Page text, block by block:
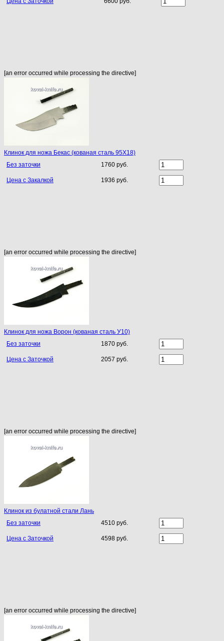
[an error occurred while processing the directive]
Клинок для ножа Бекас (кованая сталь 95Х18)
Без заточки
1760 руб.
Цена с Закалкой 1936 руб.
[an error occurred while processing the directive]
Клинок для ножа Ворон (кованая сталь У10)
Без заточки
1870 руб.
Цена с Заточкой 2057 руб.
[an error occurred while processing the directive]
Клинок из булатной стали Лань
Без заточки
4510 руб.
Цена с Заточкой 4598 руб.
[an error occurred while processing the directive]